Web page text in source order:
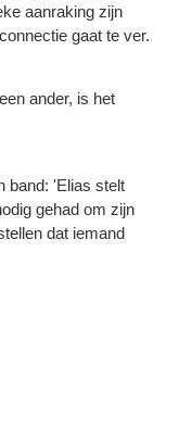
aanraking zijn
gaat te ver.
ander, is het
band: 'Elias stelt
gehad om zijn
dat iemand